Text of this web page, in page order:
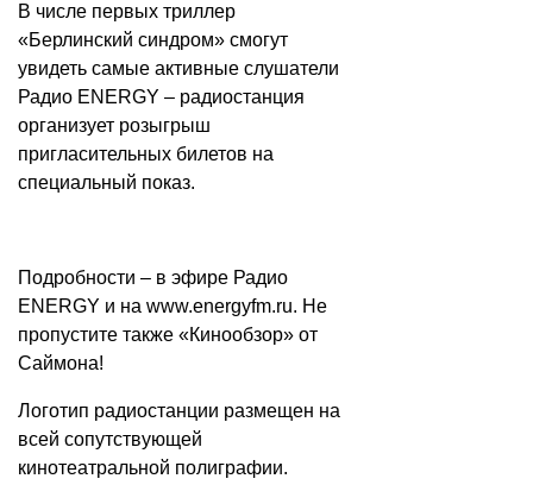
В числе первых триллер
«Берлинский синдром» смогут
увидеть самые активные слушатели
Радио ENERGY – радиостанция
организует розыгрыш
пригласительных билетов на
специальный показ.
Подробности – в эфире Радио
ENERGY и на www.energyfm.ru. Не
пропустите также «Кинообзор» от
Саймона!
Логотип радиостанции размещен на
всей сопутствующей
кинотеатральной полиграфии.